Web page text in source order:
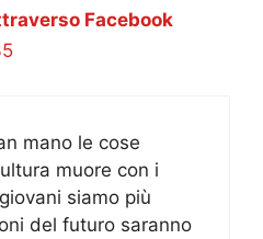
Facebook
mano le cose
muore con i
siamo più
del futuro saranno